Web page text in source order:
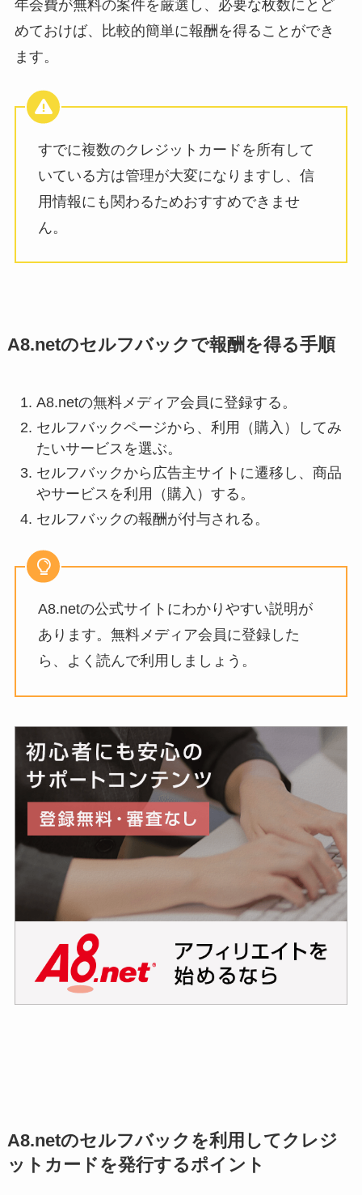
年会費が無料の案件を厳選し、必要な枚数にとど
めておけば、比較的簡単に報酬を得ることができ
ます。
すでに複数のクレジットカードを所有して
いている方は管理が大変になりますし、信
用情報にも関わるためおすすめできませ
ん。
A8.netのセルフバックで報酬を得る手順
A8.netの無料メディア会員に登録する。
セルフバックページから、利用（購入）してみ
たいサービスを選ぶ。
セルフバックから広告主サイトに遷移し、商品
やサービスを利用（購入）する。
セルフバックの報酬が付与される。
A8.netの公式サイトにわかりやすい説明が
あります。無料メディア会員に登録した
ら、よく読んで利用しましょう。
A8.netのセルフバックを利用してクレジ
ットカードを発行するポイント